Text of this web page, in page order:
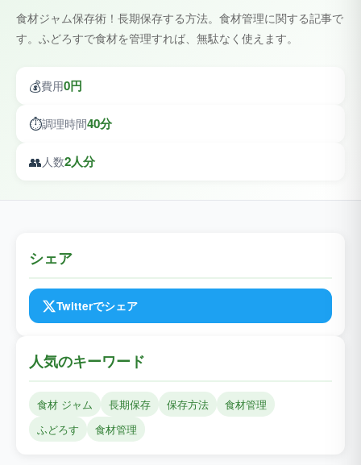
食材ジャム保存術！長期保存する方法。食材管理に関する記事で
す。ふどろすで食材を管理すれば、無駄なく使えます。
💰費用0円
⏱️調理時間40分
👥人数2人分
シェア
Twitterでシェア
人気のキーワード
食材 ジャム 長期保存 保存方法
食材管理
ふどろす
食材管理